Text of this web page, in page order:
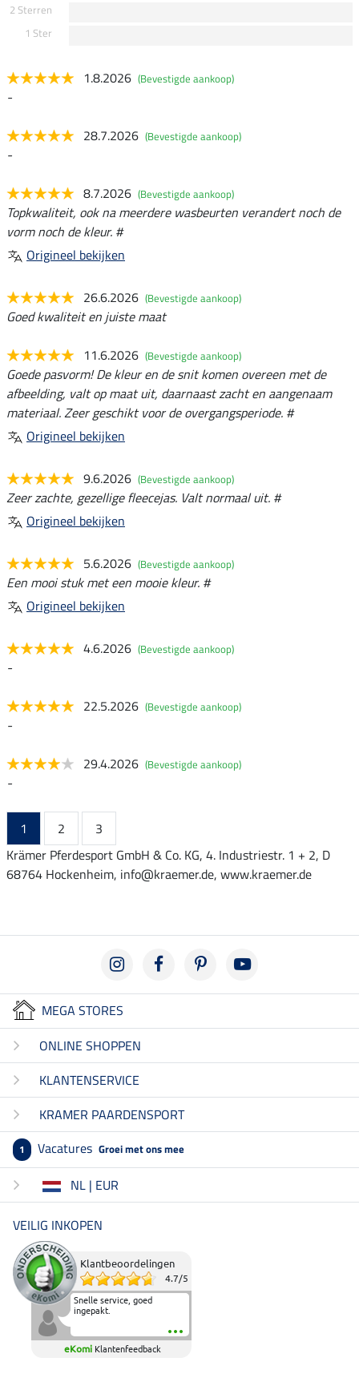
2 Sterren
1 Ster
1.8.2026 (Bevestigde aankoop)
-
28.7.2026 (Bevestigde aankoop)
-
8.7.2026 (Bevestigde aankoop)
Topkwaliteit, ook na meerdere wasbeurten verandert noch de
vorm noch de kleur. #
Origineel bekijken
26.6.2026 (Bevestigde aankoop)
Goed kwaliteit en juiste maat
11.6.2026 (Bevestigde aankoop)
Goede pasvorm! De kleur en de snit komen overeen met de
afbeelding, valt op maat uit, daarnaast zacht en aangenaam
materiaal. Zeer geschikt voor de overgangsperiode. #
Origineel bekijken
9.6.2026 (Bevestigde aankoop)
Zeer zachte, gezellige fleecejas. Valt normaal uit. #
Origineel bekijken
5.6.2026 (Bevestigde aankoop)
Een mooi stuk met een mooie kleur. #
Origineel bekijken
4.6.2026 (Bevestigde aankoop)
-
22.5.2026 (Bevestigde aankoop)
-
29.4.2026 (Bevestigde aankoop)
-
1 2
3
Krämer Pferdesport GmbH & Co. KG, 4. Industriestr. 1 + 2, D
68764 Hockenheim, info@kraemer.de, www.kraemer.de
MEGA STORES
ONLINE SHOPPEN
KLANTENSERVICE
KRAMER PAARDENSPORT
1 Vacatures Groei met ons mee
NL | EUR
VEILIG INKOPEN
Klantbeoordelingen
4.7/5
Snelle service, goed
ingepakt.
eKomi Klantenfeedback